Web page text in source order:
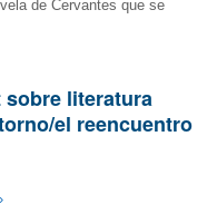
de Cervantes que se
sobre literatura
el reencuentro